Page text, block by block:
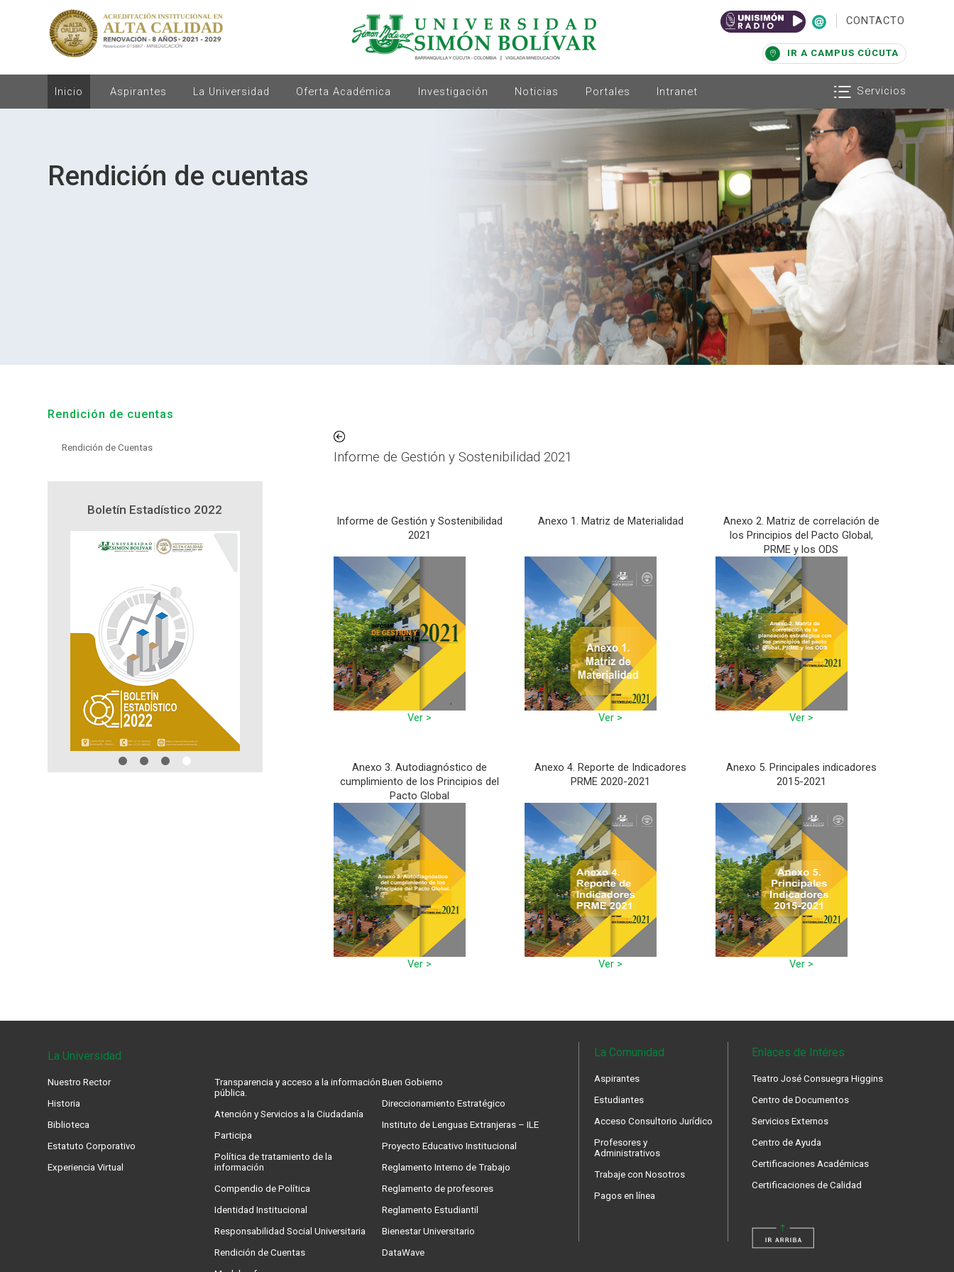
| CONTACTO
IR A CAMPUS CÚCUTA
Inicio Aspirantes La Universidad Oferta Académica Investigación Noticias Portales Intranet Servicios
Rendición de cuentas
Rendición de cuentas
Rendición de Cuentas
Boletín Estadístico 2022
Informe de Gestión y Sostenibilidad 2021
Informe de Gestión y Sostenibilidad
2021
Ver >
Anexo 1. Matriz de Materialidad
Ver >
Anexo 2. Matriz de correlación de
los Principios del Pacto Global,
PRME y los ODS
Ver >
Anexo 3. Autodiagnóstico de
cumplimiento de los Principios del
Pacto Global
Ver >
Anexo 4. Reporte de Indicadores
PRME 2020-2021
Ver >
Anexo 5. Principales indicadores
2015-2021
Ver >
La Universidad
Nuestro Rector
Historia
Biblioteca
Estatuto Corporativo
Experiencia Virtual
Transparencia y acceso a la información
pública.
Atención y Servicios a la Ciudadanía
Participa
Política de tratamiento de la
información
Compendio de Política
Identidad Institucional
Responsabilidad Social Universitaria
Rendición de Cuentas
Buen Gobierno
Direccionamiento Estratégico
Instituto de Lenguas Extranjeras – ILE
Proyecto Educativo Institucional
Reglamento Interno de Trabajo
Reglamento de profesores
Reglamento Estudiantil
Bienestar Universitario
DataWave
La Comunidad
Aspirantes
Estudiantes
Acceso Consultorio Jurídico
Profesores y
Administrativos
Trabaje con Nosotros
Pagos en línea
Enlaces de Intéres
Teatro José Consuegra Higgins
Centro de Documentos
Servicios Externos
Centro de Ayuda
Certificaciones Académicas
Certificaciones de Calidad